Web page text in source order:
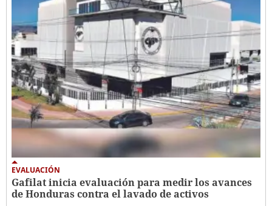
EVALUACIÓN
Gafilat inicia evaluación para medir los avances
de Honduras contra el lavado de activos